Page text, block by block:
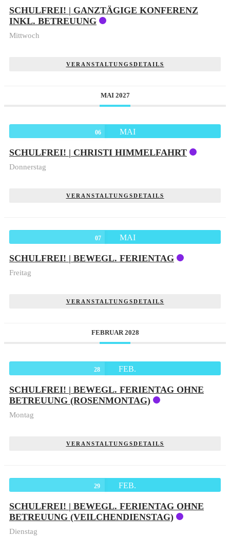
SCHULFREI! | GANZTÄGIGE KONFERENZ
INKL. BETREUUNG
Mittwoch
VERANSTALTUNGSDETAILS
MAI 2027
06 MAI
SCHULFREI! | CHRISTI HIMMELFAHRT
Donnerstag
VERANSTALTUNGSDETAILS
07 MAI
SCHULFREI! | BEWEGL. FERIENTAG
Freitag
VERANSTALTUNGSDETAILS
FEBRUAR 2028
28 FEB.
SCHULFREI! | BEWEGL. FERIENTAG OHNE
BETREUUNG (ROSENMONTAG)
Montag
VERANSTALTUNGSDETAILS
29 FEB.
SCHULFREI! | BEWEGL. FERIENTAG OHNE
BETREUUNG (VEILCHENDIENSTAG)
Dienstag